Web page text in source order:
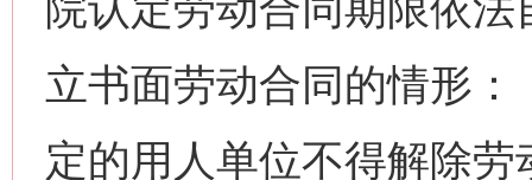
立书面劳动合同的情形
定的用人单位不得解除